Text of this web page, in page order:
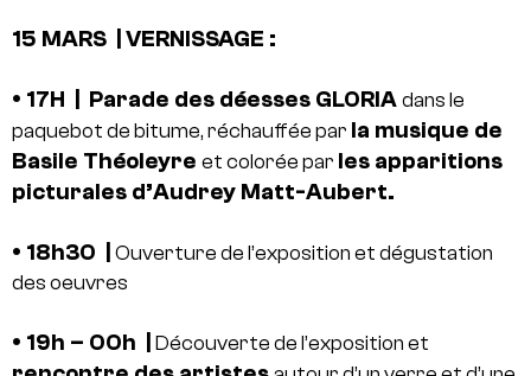
15 MARS | VERNISSAGE :
• 17H | Parade des déesses GLORIA dans le
paquebot de bitume, réchauffée par la musique de
Basile Théoleyre et colorée par les apparitions
picturales d’Audrey Matt-Aubert.
• 18h30 | Ouverture de l’exposition et dégustation
des oeuvres
• 19h – 00h | Découverte de l’exposition et